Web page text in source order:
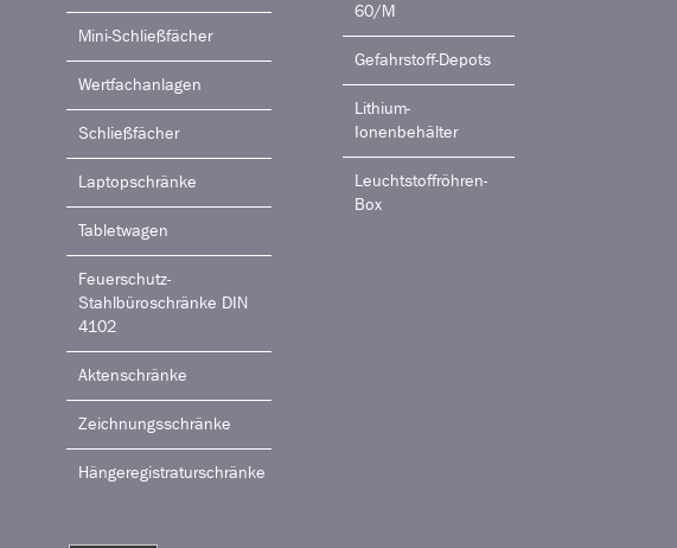
Mini-Schließfächer
Wertfachanlagen
Schließfächer
Laptopschränke
Tabletwagen
Feuerschutz-
Stahlbüroschränke DIN
4102
Aktenschränke
Zeichnungsschränke
Hängeregistraturschränke
60/M
Gefahrstoff-Depots
Lithium-
Ionenbehälter
Leuchtstoffröhren-
Box